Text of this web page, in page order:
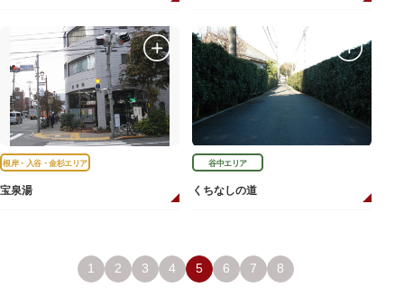
根岸・入谷・金杉エリア
宝泉湯
谷中エリア
くちなしの道
1 2 3 4 5 6 7 8